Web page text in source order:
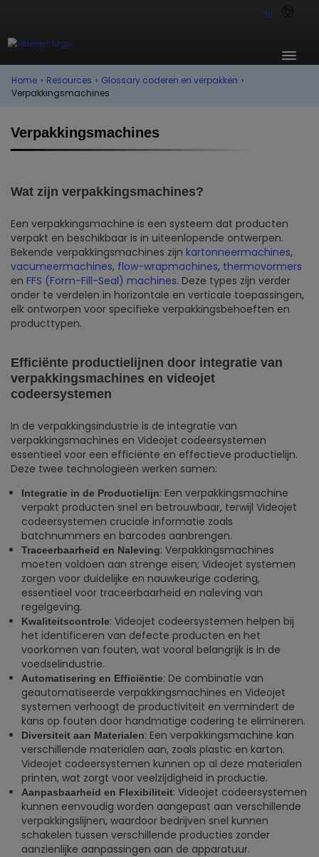
NL
Home › Resources › Glossary coderen en verpakken ›
Verpakkingsmachines
Verpakkingsmachines
Wat zijn verpakkingsmachines?
Een verpakkingsmachine is een systeem dat producten
verpakt en beschikbaar is in uiteenlopende ontwerpen.
Bekende verpakkingsmachines zijn kartonneermachines,
vacumeermachines, flow-wrapmachines, thermovormers
en FFS (Form-Fill-Seal) machines. Deze types zijn verder
onder te verdelen in horizontale en verticale toepassingen,
elk ontworpen voor specifieke verpakkingsbehoeften en
producttypen.
Efficiënte productielijnen door integratie van
verpakkingsmachines en videojet
codeersystemen
In de verpakkingsindustrie is de integratie van
verpakkingsmachines en Videojet codeersystemen
essentieel voor een efficiënte en effectieve productielijn.
Deze twee technologieën werken samen:
Integratie in de Productielijn: Een verpakkingsmachine
verpakt producten snel en betrouwbaar, terwijl Videojet
codeersystemen cruciale informatie zoals
batchnummers en barcodes aanbrengen.
Traceerbaarheid en Naleving: Verpakkingsmachines
moeten voldoen aan strenge eisen; Videojet systemen
zorgen voor duidelijke en nauwkeurige codering,
essentieel voor traceerbaarheid en naleving van
regelgeving.
Kwaliteitscontrole: Videojet codeersystemen helpen bij
het identificeren van defecte producten en het
voorkomen van fouten, wat vooral belangrijk is in de
voedselindustrie.
Automatisering en Efficiëntie: De combinatie van
geautomatiseerde verpakkingsmachines en Videojet
systemen verhoogt de productiviteit en vermindert de
kans op fouten door handmatige codering te elimineren.
Diversiteit aan Materialen: Een verpakkingsmachine kan
verschillende materialen aan, zoals plastic en karton.
Videojet codeersystemen kunnen op al deze materialen
printen, wat zorgt voor veelzijdigheid in productie.
Aanpasbaarheid en Flexibiliteit: Videojet codeersystemen
kunnen eenvoudig worden aangepast aan verschillende
verpakkingslijnen, waardoor bedrijven snel kunnen
schakelen tussen verschillende producties zonder
aanzienlijke aanpassingen aan de apparatuur.